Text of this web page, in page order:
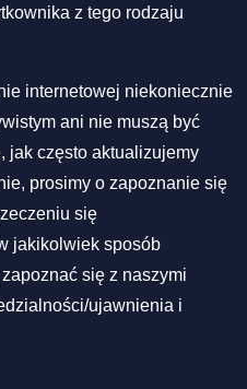
z tego rodzaju
internetowej niekoniecznie
ani nie muszą być
jak często aktualizujemy
prosimy o zapoznanie się
się
jakikolwiek sposób
się z naszymi
ujawnienia i